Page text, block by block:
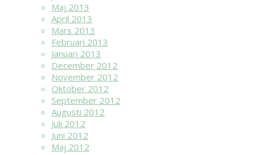
Maj 2013
April 2013
Mars 2013
Februari 2013
Januari 2013
December 2012
November 2012
Oktober 2012
September 2012
Augusti 2012
Juli 2012
Juni 2012
Maj 2012